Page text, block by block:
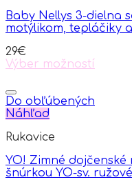
Baby Nellys 3-dielna
motýlikom, tepláčiky
29€
Výber možností
product
has
multiple
The
may
be
Do obľúbených
Náhľad
Rukavice
YO! Zimné dojčenské
šnúrkou YO-sv.